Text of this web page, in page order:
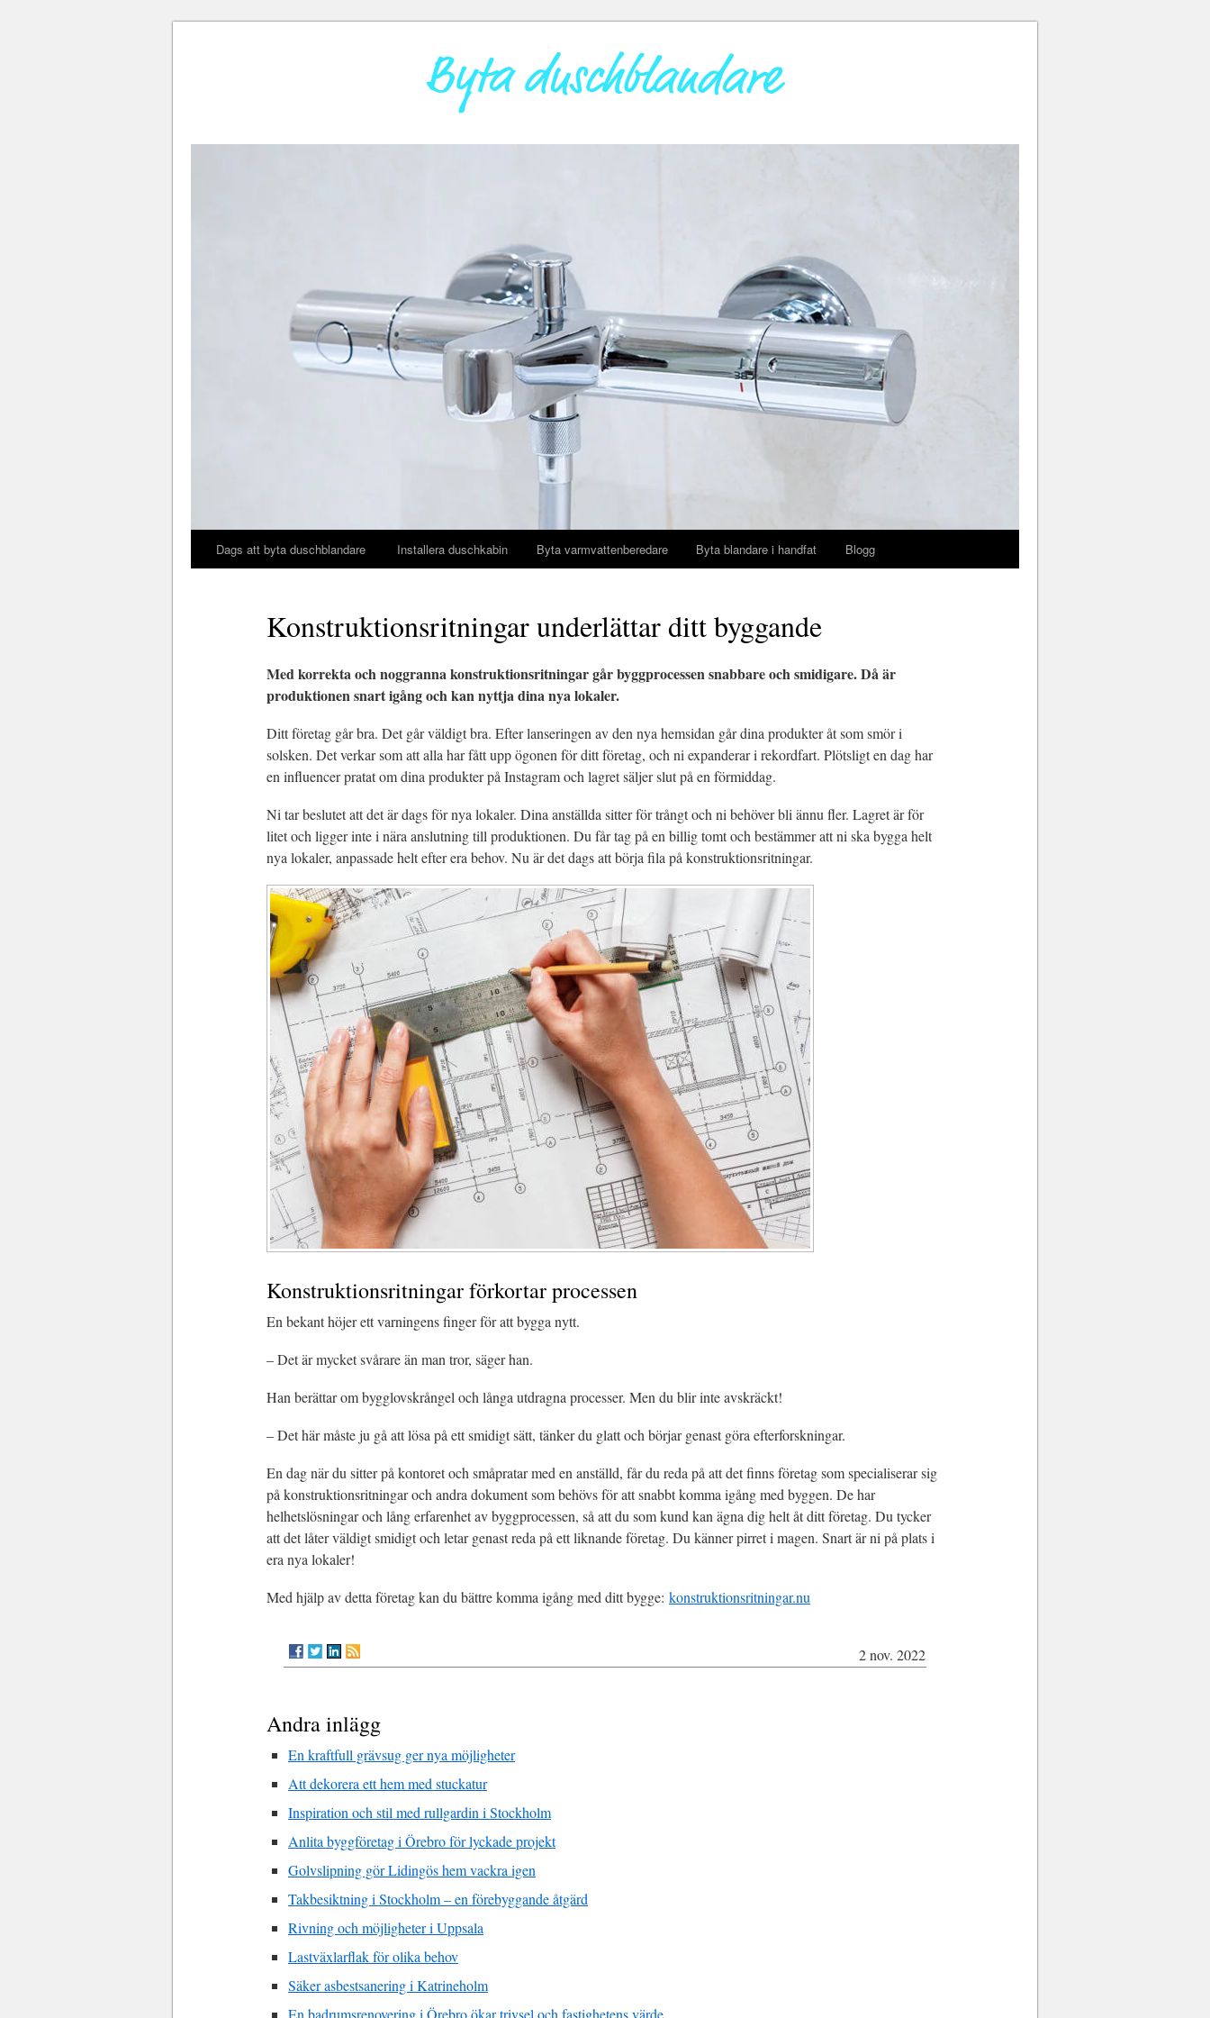
Dags att byta duschblandare Installera duschkabin Byta varmvattenberedare Byta blandare i handfat Blogg
Konstruktionsritningar underlättar ditt byggande
Med korrekta och noggranna konstruktionsritningar går byggprocessen snabbare och smidigare. Då är
produktionen snart igång och kan nyttja dina nya lokaler.
Ditt företag går bra. Det går väldigt bra. Efter lanseringen av den nya hemsidan går dina produkter åt som smör i
solsken. Det verkar som att alla har fått upp ögonen för ditt företag, och ni expanderar i rekordfart. Plötsligt en dag har
en influencer pratat om dina produkter på Instagram och lagret säljer slut på en förmiddag.
Ni tar beslutet att det är dags för nya lokaler. Dina anställda sitter för trångt och ni behöver bli ännu fler. Lagret är för
litet och ligger inte i nära anslutning till produktionen. Du får tag på en billig tomt och bestämmer att ni ska bygga helt
nya lokaler, anpassade helt efter era behov. Nu är det dags att börja fila på konstruktionsritningar.
Konstruktionsritningar förkortar processen
En bekant höjer ett varningens finger för att bygga nytt.
– Det är mycket svårare än man tror, säger han.
Han berättar om bygglovskrångel och långa utdragna processer. Men du blir inte avskräckt!
– Det här måste ju gå att lösa på ett smidigt sätt, tänker du glatt och börjar genast göra efterforskningar.
En dag när du sitter på kontoret och småpratar med en anställd, får du reda på att det finns företag som specialiserar sig
på konstruktionsritningar och andra dokument som behövs för att snabbt komma igång med byggen. De har
helhetslösningar och lång erfarenhet av byggprocessen, så att du som kund kan ägna dig helt åt ditt företag. Du tycker
att det låter väldigt smidigt och letar genast reda på ett liknande företag. Du känner pirret i magen. Snart är ni på plats i
era nya lokaler!
Med hjälp av detta företag kan du bättre komma igång med ditt bygge: konstruktionsritningar.nu
2 nov. 2022
Andra inlägg
En kraftfull grävsug ger nya möjligheter
Att dekorera ett hem med stuckatur
Inspiration och stil med rullgardin i Stockholm
Anlita byggföretag i Örebro för lyckade projekt
Golvslipning gör Lidingös hem vackra igen
Takbesiktning i Stockholm – en förebyggande åtgärd
Rivning och möjligheter i Uppsala
Lastväxlarflak för olika behov
Säker asbestsanering i Katrineholm
En badrumsrenovering i Örebro ökar trivsel och fastighetens värde